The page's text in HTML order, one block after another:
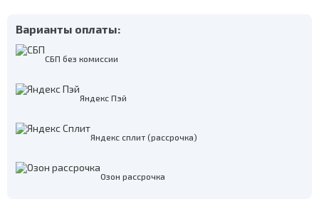
Варианты оплаты:
СБП без комиссии
Яндекс Пэй
Яндекс сплит (рассрочка)
Озон рассрочка